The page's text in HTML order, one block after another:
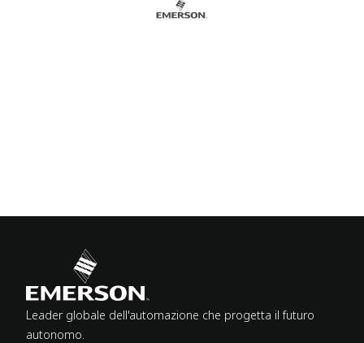
Leader globale dell'automazione che progetta il futuro
autonomo.